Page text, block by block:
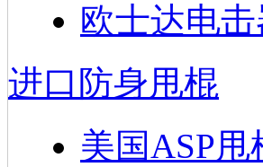
欧士达电击
进口防身甩棍
美国ASP甩